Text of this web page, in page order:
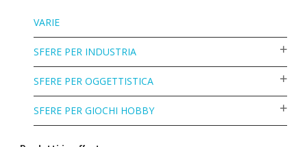
VARIE
SFERE PER INDUSTRIA
SFERE PER OGGETTISTICA
SFERE PER GIOCHI HOBBY